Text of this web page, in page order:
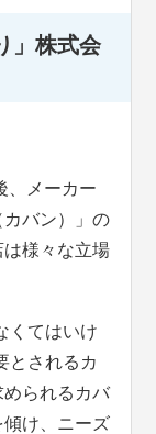
」株式会
、メーカー
バン）」の
様々な立場
くてはいけ
とされるカ
られるカバ
け、ニーズ